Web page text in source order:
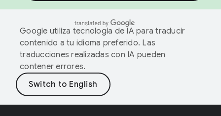
Google utiliza tecnología de IA para traducir
contenido a tu idioma preferido. Las
traducciones realizadas con IA pueden
contener errores.